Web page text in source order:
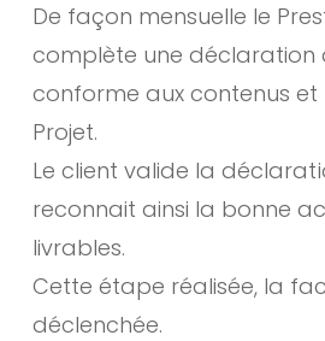
De façon mensuelle le
complète une déclaration
conforme aux contenus
Projet.
Le client valide la
reconnait ainsi la bonne
livrables.
Cette étape réalisée, la
déclenchée.